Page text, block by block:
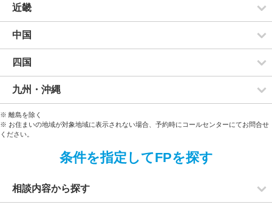
近畿
中国
四国
九州・沖縄
※ 離島を除く
※ お住まいの地域が対象地域に表示されない場合、予約時にコールセンターにてお問合せ
ください。
条件を指定してFPを探す
相談内容から探す